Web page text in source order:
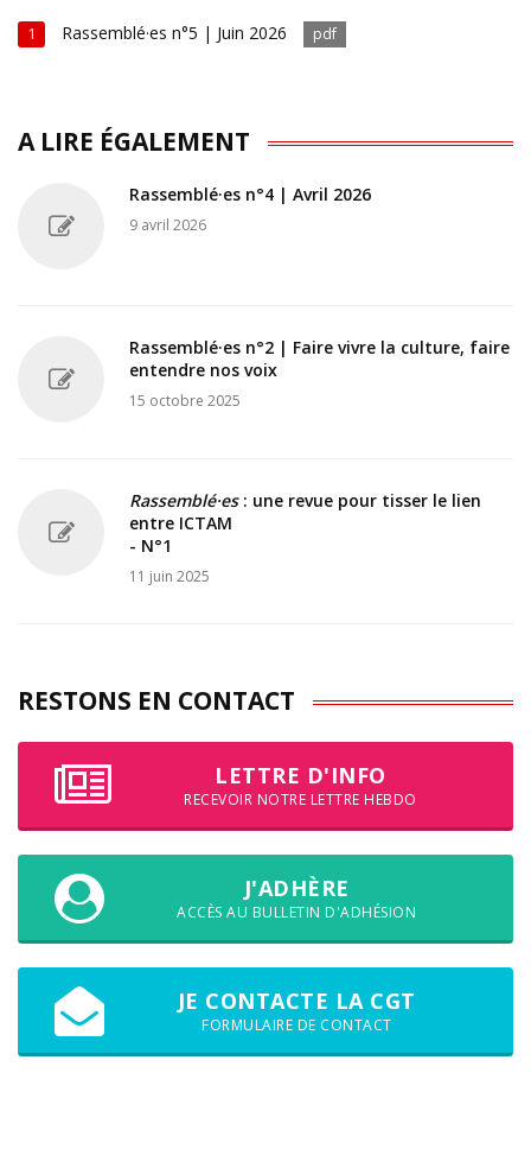
1 Rassemblé·es n°5 | Juin 2026 pdf
A LIRE ÉGALEMENT
Rassemblé·es n°4 | Avril 2026
9 avril 2026
Rassemblé·es n°2 | Faire vivre la culture, faire
entendre nos voix
15 octobre 2025
Rassemblé·es: une revue pour tisser le lien
entre ICTAM
- N°1
11 juin 2025
RESTONS EN CONTACT
LETTRE D'INFO
RECEVOIR NOTRE LETTRE HEBDO
J'ADHÈRE
ACCÈS AU BULLETIN D'ADHÉSION
JE CONTACTE LA CGT
FORMULAIRE DE CONTACT